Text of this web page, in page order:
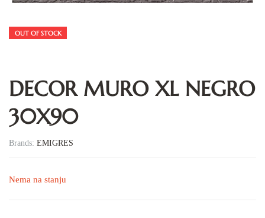
OUT OF STOCK
DECOR MURO XL NEGRO
30X90
Brands: EMIGRES
Nema na stanju